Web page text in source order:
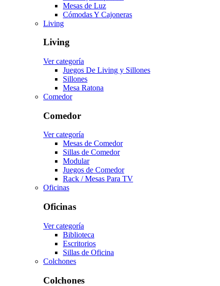
Mesas de Luz
Cómodas Y Cajoneras
Living
Living
Ver categoría
Juegos De Living y Sillones
Sillones
Mesa Ratona
Comedor
Comedor
Ver categoría
Mesas de Comedor
Sillas de Comedor
Modular
Juegos de Comedor
Rack / Mesas Para TV
Oficinas
Oficinas
Ver categoría
Biblioteca
Escritorios
Sillas de Oficina
Colchones
Colchones